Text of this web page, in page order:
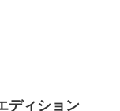
ディション